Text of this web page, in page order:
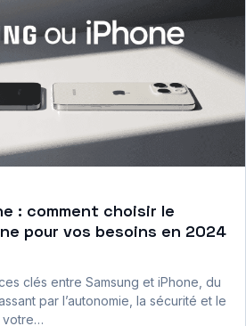
: comment choisir le
pour vos besoins en 2024
clés entre Samsung et iPhone, du
par l’autonomie, la sécurité et le
votre…